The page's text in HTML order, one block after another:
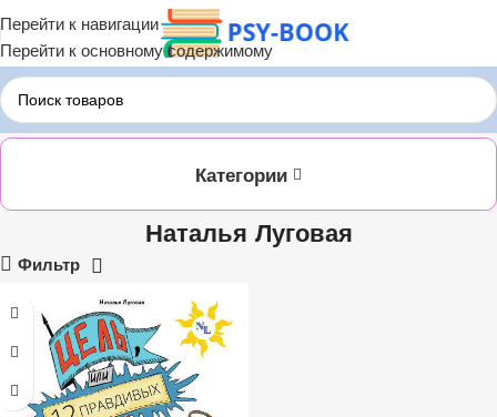
Перейти к навигации
Перейти к основному содержимому
Главная ЛИТРЕС Наталья Луговая
Категории
Наталья Луговая
Фильтр